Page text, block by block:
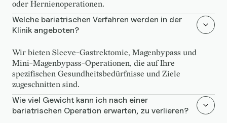
oder Hernienoperationen.
Welche bariatrischen Verfahren werden in der
Klinik angeboten?
Wir bieten Sleeve-Gastrektomie, Magenbypass und
Mini-Magenbypass-Operationen, die auf Ihre
spezifischen Gesundheitsbedürfnisse und Ziele
zugeschnitten sind.
Wie viel Gewicht kann ich nach einer
bariatrischen Operation erwarten, zu verlieren?